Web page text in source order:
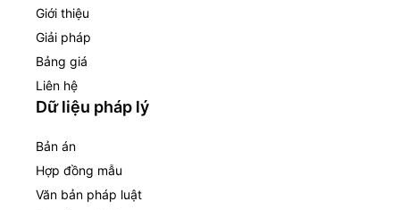
Giới thiệu
Giải pháp
Bảng giá
Liên hệ
Dữ liệu pháp lý
Bản án
Hợp đồng mẫu
Văn bản pháp luật